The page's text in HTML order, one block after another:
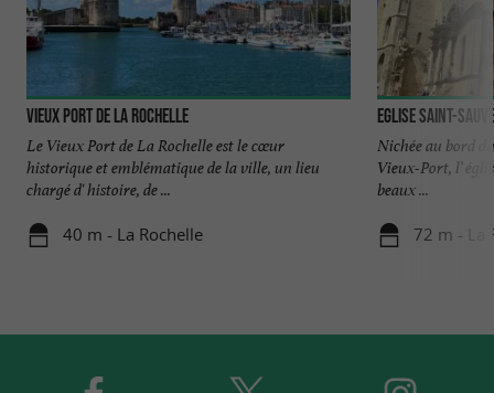
Vieux Port de La Rochelle
Le Vieux Port de La Rochelle est le cœur
historique et emblématique de la ville, un lieu
chargé d' histoire, de ...
40 m - La Rochelle
Eglise Saint-
Nichée au bord
Vieux-Port, l’
beaux ...
72 m - La